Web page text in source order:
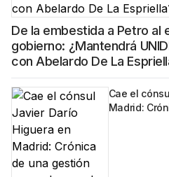
De la embestida a Petro al
gobierno: ¿Mantendrá
con Abelardo De La
Cae el
Madrid: